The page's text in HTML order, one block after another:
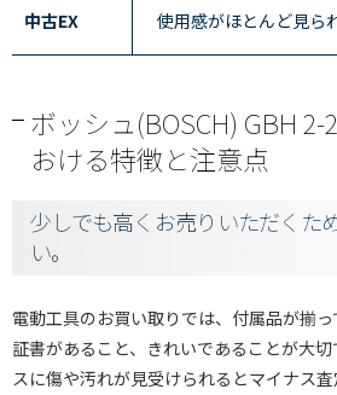
中古EX 使用感がほとんど見ら
ボッシュ(BOSCH) GBH
おける特徴と注意点
少しでも高くお売りいただくた
い。
電動工具のお買い取りでは、付属品が揃
証書があること、きれいであることが大
スに傷や汚れが見受けられるとマイナス査